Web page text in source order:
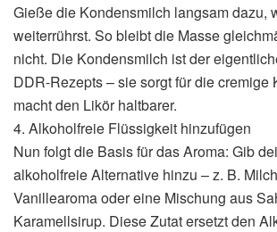
Gieße die Kondensmilch langsam dazu,
weiterrührst. So bleibt die Masse
nicht. Die Kondensmilch ist der
DDR-Rezepts – sie sorgt für die cremige
macht den Likör haltbarer.
4. Alkoholfreie Flüssigkeit hinzufügen
Nun folgt die Basis für das Aroma: Gib
alkoholfreie Alternative hinzu – z. B.
Vanillearoma oder eine Mischung aus
Karamellsirup. Diese Zutat ersetzt den